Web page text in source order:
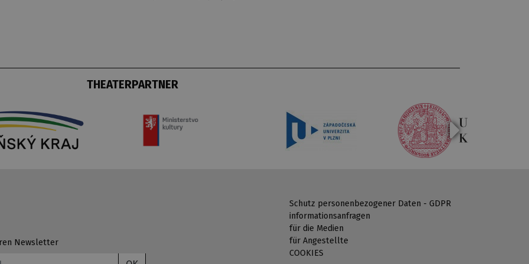
THEATERPARTNER
Newsletter
Schutz personenbezogener Daten - GDPR
informationsanfragen
für die Medien
für Angestellte
COOKIES